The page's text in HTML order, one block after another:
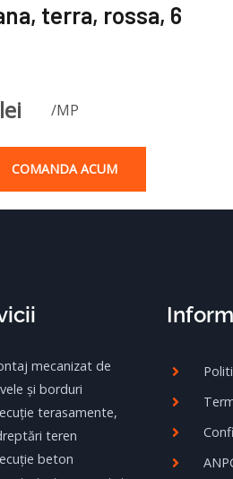
terra, rossa, 6
lei /MP
COMANDA ACUM
mecanizat de
și borduri
terasamente,
teren
beton